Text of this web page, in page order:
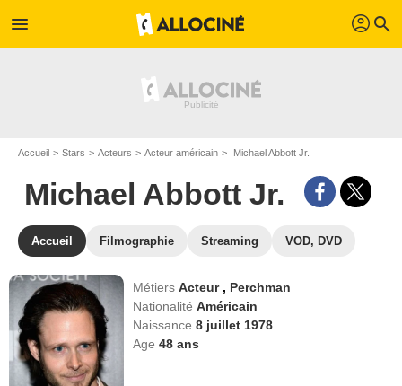
menu profil search
Accueil Stars Acteurs Acteur américain Michael Abbott Jr.
Michael Abbott Jr.
Accueil Filmographie Streaming VOD, DVD
MétiersActeur , Perchman
NationalitéAméricain
Naissance8 juillet 1978
Age48 ans